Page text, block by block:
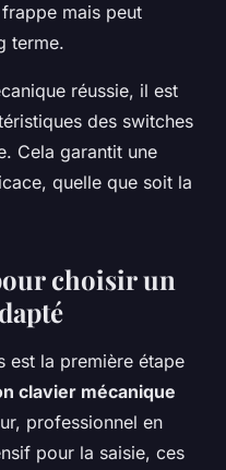
mais peut
terme.
réussie, il est
des switches
Cela garantit une
quelle que soit la
choisir un
est la première étape
clavier mécanique
professionnel en
pour la saisie, ces